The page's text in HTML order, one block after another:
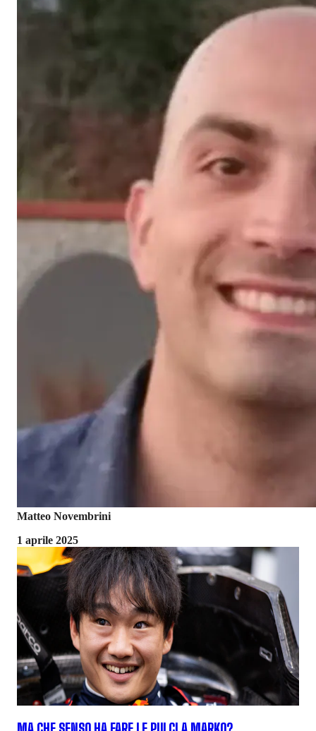
Matteo Novembrini
1 aprile 2025